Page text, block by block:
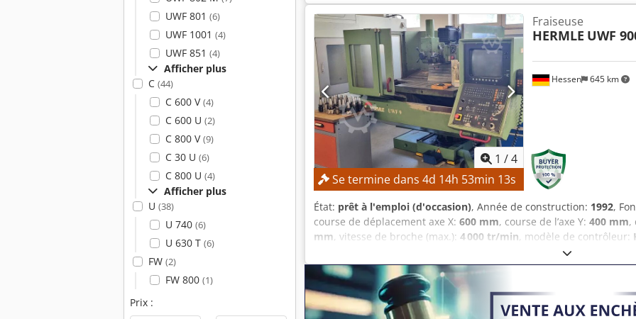
UWF 801 (6)
UWF 1001 (4)
UWF 851 (4)
Afficher plus
C (44)
C 600 V(4)
C 600 U (2)
C 800 V(9)
C 30 U (6)
C 800 U (4)
Afficher plus
U (38)
U 740 (6)
U 630 T (6)
FW (2)
FW 800 (1)
Prix :
ainsi que d'autres fabricants renommés en stock ! N'hésitez pas à
1 /4
Se termine dans4d 14h 53min 12s
Hessen 645 km
Fraiseuse
HERMLE UWF
État: prêt à l'emploi (d'occasion), Année de construction: 1992,
course de déplacement axe X: 600 mm, course de l’axe Y: 400 mm,
mm, vitesse de broche (max.): 4 000 tr/min, modèle de contrôleur:
– vente garantie au prix le plus élevé ! Credpfx Aezpxfhokcof
mm Course de l’axe Y : 400 mm Course de l’axe Z : 420 mm
000 tr/min Type de fixation d’outil : SK 40 Distance entre la broche
broche au niveau du palier avant : 55 mm DÉTAILS DE LA
407 ÉQUIPEMENT Volant manuel Connexion réseau